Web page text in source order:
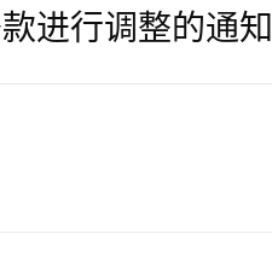
进行调整的通知